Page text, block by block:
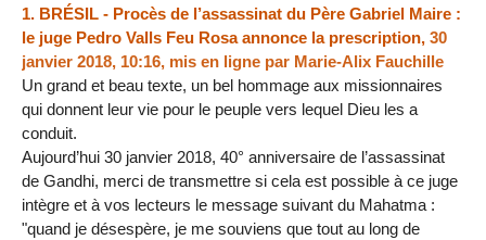
1. BRÉSIL - Procès de l’assassinat du Père Gabriel Maire :
le juge Pedro Valls Feu Rosa annonce la prescription, 30
janvier 2018, 10:16, mis en ligne par Marie-Alix Fauchille
Un grand et beau texte, un bel hommage aux missionnaires
qui donnent leur vie pour le peuple vers lequel Dieu les a
conduit.
Aujourd’hui 30 janvier 2018, 40° anniversaire de l’assassinat
de Gandhi, merci de transmettre si cela est possible à ce juge
intègre et à vos lecteurs le message suivant du Mahatma :
"quand je désespère, je me souviens que tout au long de